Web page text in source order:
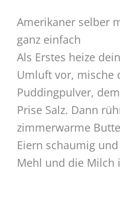
Amerikaner selber
ganz einfach
Als Erstes heize
Umluft vor, mische
Puddingpulver,
Prise Salz. Dann
zimmerwarme
Eiern schaumig
Mehl und die Milch